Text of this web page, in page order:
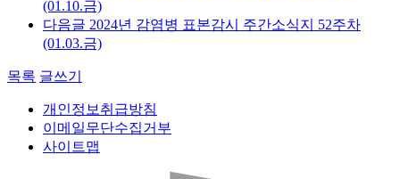
(01.10.금)
다음글 2024년 감염병 표본감시 주간소식지 52주차
(01.03.금)
목록 글쓰기
개인정보취급방침
이메일무단수집거부
사이트맵